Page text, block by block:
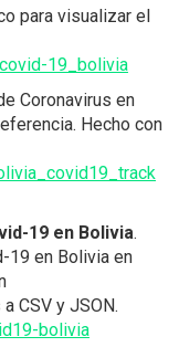
para visualizar el
19_bolivia
Coronavirus en
Hecho con
19 en Bolivia.
19 en Bolivia en
CSV y JSON.
bolivia